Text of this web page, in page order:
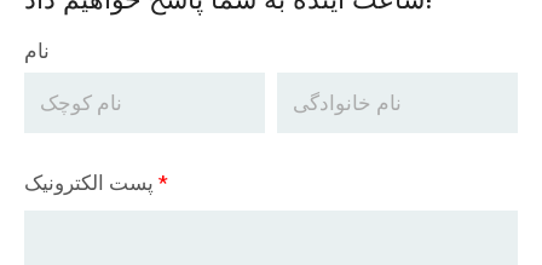
نام
پست الکترونیک*